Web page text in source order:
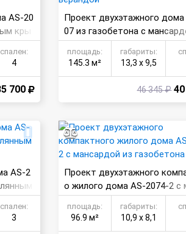
AS-20
кры
спален:
4
700
Проект двухэтажного дома
07 из газобетона с
ерандой
площадь:
145.3 м²
габариты:
13,3 х 9,5
46 345 ₽
AS-2
спален:
3
Проект двухэтажного
о жилого дома AS-2074-2 с
рдой из газобетона
площадь:
96.9 м²
габариты:
10,9 х 8,1